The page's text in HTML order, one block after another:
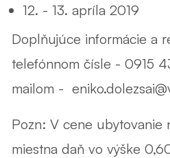
12. - 13. apríla 2019
Doplňujúce informácie a
telefónnom čísle - 0915
mailom -
Pozn: V cene ubytovanie
miestna daň vo výške